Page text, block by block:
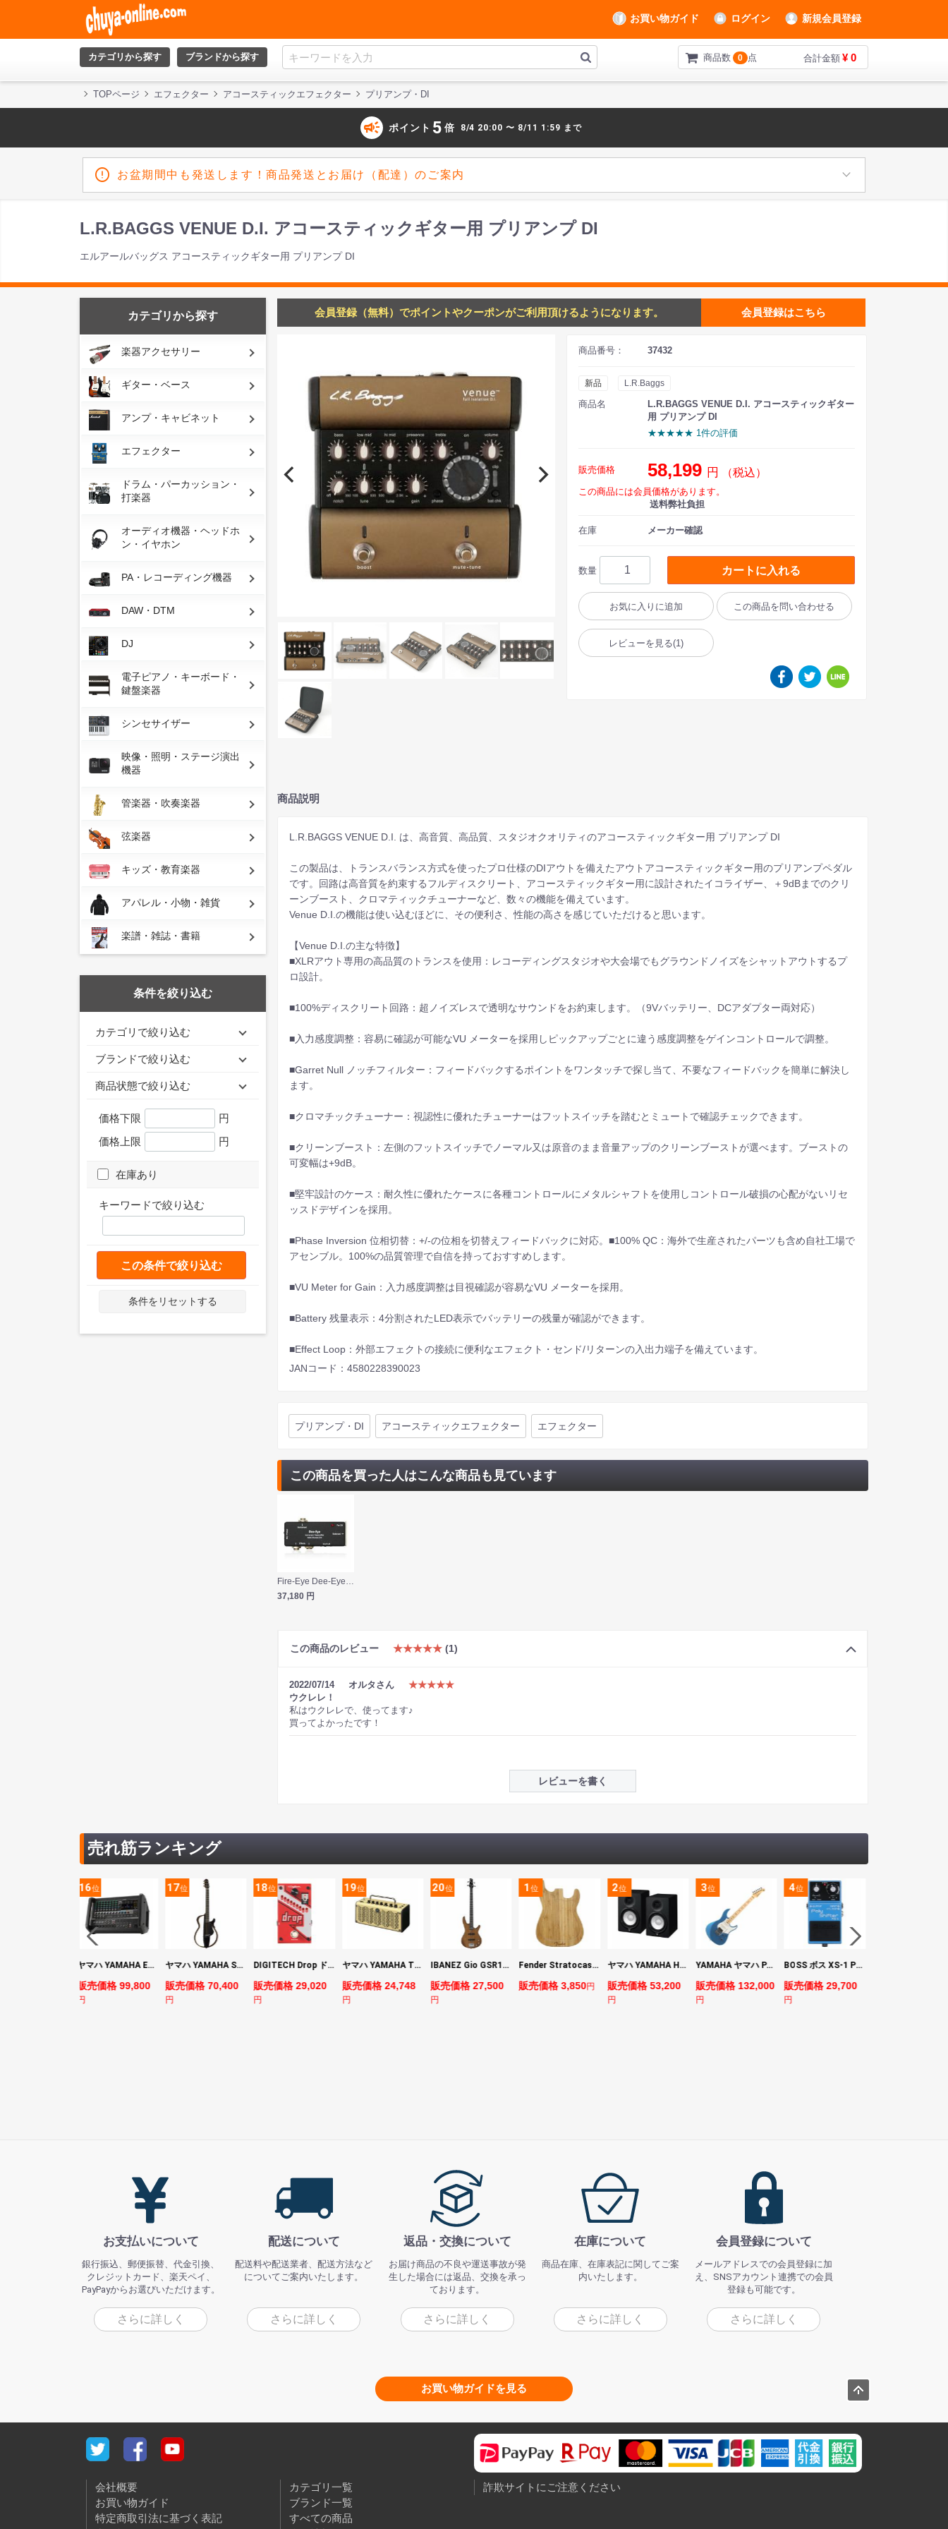
お買い物ガイド ログイン 新規会員登録
カテゴリから探す ブランドから探す 商品数 0 点 合計金額 ¥ 0
TOPページ エフェクター アコースティックエフェクター プリアンプ・DI
campaign ポイント 5 倍 8/4 20:00 〜 8/11 1:59 まで
お盆期間中も発送します！商品発送とお届け（配達）のご案内
L.R.BAGGS VENUE D.I. アコースティックギター用 プリアンプ DI
エルアールバッグス アコースティックギター用 プリアンプ DI
カテゴリから探す
楽器アクセサリー
ギター・ベース
アンプ・キャビネット
エフェクター
ドラム・パーカッション・
打楽器
オーディオ機器・ヘッドホ
ン・イヤホン
PA・レコーディング機器
DAW・DTM
DJ
電子ピアノ・キーボード・
鍵盤楽器
シンセサイザー
映像・照明・ステージ演出
機器
管楽器・吹奏楽器
弦楽器
キッズ・教育楽器
アパレル・小物・雑貨
楽譜・雑誌・書籍
条件を絞り込む
カテゴリで絞り込む
ブランドで絞り込む
商品状態で絞り込む
価格下限
円
価格上限
円
在庫あり
キーワードで絞り込む
この条件で絞り込む
条件をリセットする
会員登録（無料）でポイントやクーポンがご利用頂けるようになります。 会員登録はこちら
商品番号： 37432
新品 L.R.Baggs
商品名
L.R.BAGGS VENUE D.I. アコースティックギター
用 プリアンプ DI
★★★★★ 1件の評価
販売価格 58,199 円 （税込）
この商品には会員価格があります。
送料弊社負担
在庫 メーカー確認
数量 カートに入れる
お気に入りに追加 この商品を問い合わせる
レビューを見る(1)
商品説明
L.R.BAGGS VENUE D.I. は、高音質、高品質、スタジオクオリティのアコースティックギター用 プリアンプ DI
この製品は、トランスバランス方式を使ったプロ仕様のDIアウトを備えたアウトアコースティックギター用のプリアンプペダル
です。回路は高音質を約束するフルディスクリート、アコースティックギター用に設計されたイコライザー、＋9dBまでのクリ
ーンブースト、クロマティックチューナーなど、数々の機能を備えています。
Venue D.I.の機能は使い込むほどに、その便利さ、性能の高さを感じていただけると思います。
【Venue D.I.の主な特徴】
■XLRアウト専用の高品質のトランスを使用：レコーディングスタジオや大会場でもグラウンドノイズをシャットアウトするプ
ロ設計。
■100%ディスクリート回路：超ノイズレスで透明なサウンドをお約束します。（9Vバッテリー、DCアダプター両対応）
■入力感度調整：容易に確認が可能なVU メーターを採用しピックアップごとに違う感度調整をゲインコントロールで調整。
■Garret Null ノッチフィルター：フィードバックするポイントをワンタッチで探し当て、不要なフィードバックを簡単に解決し
ます。
■クロマチックチューナー：視認性に優れたチューナーはフットスイッチを踏むとミュートで確認チェックできます。
■クリーンブースト：左側のフットスイッチでノーマル又は原音のまま音量アップのクリーンブーストが選べます。ブーストの
可変幅は+9dB。
■堅牢設計のケース：耐久性に優れたケースに各種コントロールにメタルシャフトを使用しコントロール破損の心配がないリセ
ッスドデザインを採用。
■Phase Inversion 位相切替：+/-の位相を切替えフィードバックに対応。■100% QC：海外で生産されたパーツも含め自社工場で
アセンブル。100%の品質管理で自信を持っておすすめします。
■VU Meter for Gain：入力感度調整は目視確認が容易なVU メーターを採用。
■Battery 残量表示：4分割されたLED表示でバッテリーの残量が確認ができます。
■Effect Loop：外部エフェクトの接続に便利なエフェクト・センド/リターンの入出力端子を備えています。
JANコード：4580228390023
プリアンプ・DI アコースティックエフェクター エフェクター
この商品を買った人はこんな商品も見ています
Fire-Eye Dee-Eye Instrument Preamplifer プリアンプ
37,180 円
この商品のレビュー ★★★★★ (1)
2022/07/14 オルタさん
★★★★★
ウクレレ！
私はウクレレで、使ってます♪
買ってよかったです！
レビューを書く
売れ筋ランキング
16位
ヤマハ YAMAHA EMX7 12ch パワードミキサー
販売価格 99,800
円
17位
ヤマハ YAMAHA SLG200S TBL サイレントギター
販売価格 70,400
円
18位
DIGITECH Drop ドロップ・リチューニング・エフェクト
販売価格 29,020
円
19位
ヤマハ YAMAHA THR5 コンパクトギターアンプ 小型アンプ
販売価格 24,748
円
20位
IBANEZ Gio GSR180-LBF エレキベース
販売価格 27,500
円
1位
Fender Stratocaster Cutting Board カッティングボード（まな板）
販売価格 3,850円
2位
ヤマハ YAMAHA HS7 パワードスタジオモニタースピーカー×2本
販売価格 53,200
円
3位
YAMAHA ヤマハ PACS+12M SB Pacifica Standard Plus パシフィカスタンダードプラス エレキギター
販売価格 132,000
円
4位
BOSS ボス XS-1 Poly Shifter ギターエフェクター ピッチシフター
販売価格 29,700
円
お支払いについて
銀行振込、郵便振替、代金引換、
クレジットカード、楽天ペイ、
PayPayからお選びいただけます。
さらに詳しく
配送について
配送料や配送業者、配送方法など
についてご案内いたします。
さらに詳しく
返品・交換について
お届け商品の不良や運送事故が発
生した場合には返品、交換を承っ
ております。
さらに詳しく
在庫について
商品在庫、在庫表記に関してご案
内いたします。
さらに詳しく
会員登録について
メールアドレスでの会員登録に加
え、SNSアカウント連携での会員
登録も可能です。
さらに詳しく
お買い物ガイドを見る
会社概要
お買い物ガイド
特定商取引法に基づく表記
カテゴリ一覧
ブランド一覧
すべての商品
詐欺サイトにご注意ください